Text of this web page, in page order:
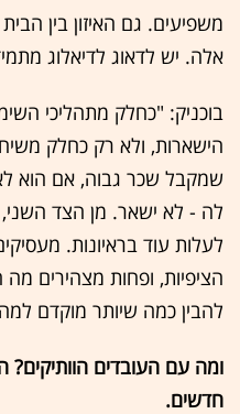
משפיעים. גם האיזון בין
אלה. יש לדאוג לדיאלוג
בוכניק: "כחלק מתהליכי
הישארות, ולא רק כחלק
שמקבל שכר גבוה, אם הוא
לה - לא ישאר. מן הצד
לעלות עוד בראיונות.
הציפיות, ופחות מצהירים
להבין כמה שיותר מוקדם
ומה עם העובדים
חדשים.